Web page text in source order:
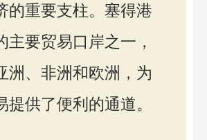
的重要支柱。塞得港
主要贸易口岸之一，
洲、非洲和欧洲，为
提供了便利的通道。